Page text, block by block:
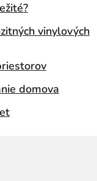
vinylových
domova